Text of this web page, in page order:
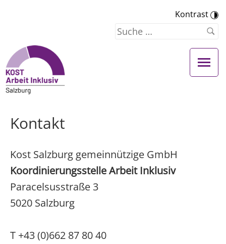
Kontrast
Kontakt
Kost Salzburg gemeinnützige GmbH
Koordinierungsstelle Arbeit Inklusiv
Paracelsusstraße 3
5020 Salzburg
T +43 (0)662 87 80 40